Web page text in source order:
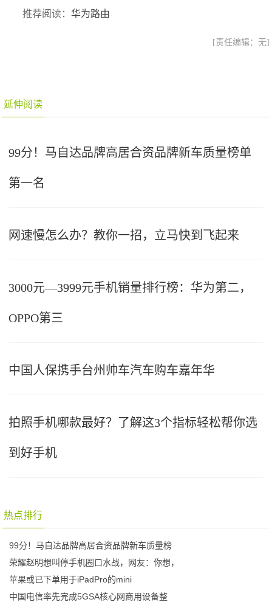
推荐阅读：华为路由
[责任编辑：无]
延伸阅读
99分！马自达品牌高居合资品牌新车质量榜单
第一名
网速慢怎么办？教你一招，立马快到飞起来
3000元—3999元手机销量排行榜：华为第二，
OPPO第三
中国人保携手台州帅车汽车购车嘉年华
拍照手机哪款最好？了解这3个指标轻松帮你选
到好手机
热点排行
99分！马自达品牌高居合资品牌新车质量榜
荣耀赵明想叫停手机圈口水战，网友：你想，
苹果或已下单用于iPadPro的mini
中国电信率先完成5GSA核心网商用设备整